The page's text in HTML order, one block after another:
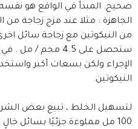
صحيح. المبدأ في الواقع هو
ستحصل على 4.5 مجم /
النيكوتين.
لتسهيل الخلط ، تبيع بعض
100 مل مملوءة جزئيًا بسائل خالٍ